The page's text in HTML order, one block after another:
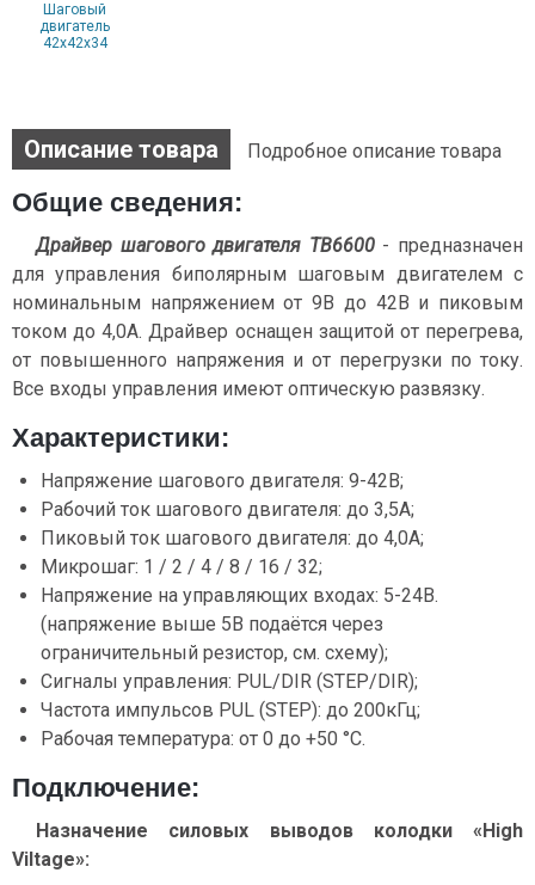
Шаговый
двигатель
42x42x34
Описание товара Подробное описание товара
Общие сведения:
Драйвер шагового двигателя TB6600- предназначен
для управления биполярным шаговым двигателем с
номинальным напряжением от 9В до 42В и пиковым
током до 4,0А. Драйвер оснащен защитой от перегрева,
от повышенного напряжения и от перегрузки по току.
Все входы управления имеют оптическую развязку.
Характеристики:
Напряжение шагового двигателя: 9-42В;
Рабочий ток шагового двигателя: до 3,5А;
Пиковый ток шагового двигателя: до 4,0А;
Микрошаг: 1 / 2 / 4 / 8 / 16 / 32;
Напряжение на управляющих входах: 5-24В.
(напряжение выше 5В подаётся через
ограничительный резистор, см. схему);
Сигналы управления: PUL/DIR (STEP/DIR);
Частота импульсов PUL (STEP): до 200кГц;
Рабочая температура: от 0 до +50 °C.
Подключение:
Назначение силовых выводов колодки «High
Viltage»: